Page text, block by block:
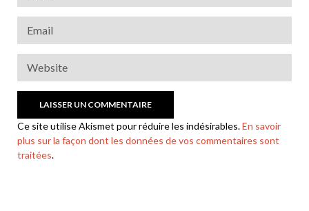
Ce site utilise Akismet pour réduire les indésirables.En savoir
plus sur la façon dont les données de vos commentaires sont
traitées.